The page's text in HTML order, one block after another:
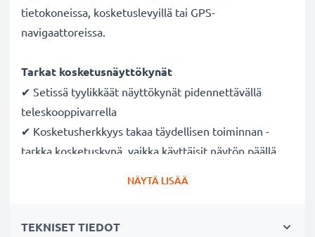
tietokoneissa, kosketuslevyillä tai GPS-
navigaattoreissa.
Tarkat kosketusnäyttökynät
✔ Setissä tyylikkäät näyttökynät pidennettävällä
teleskooppivarrella
✔ Kosketusherkkyys takaa täydellisen toiminnan -
tarkka kosketuskynä, vaikka käyttäisit näytön päällä
piirtämiseen
NÄYTÄ LISÄÄ
TEKNISET TIEDOT